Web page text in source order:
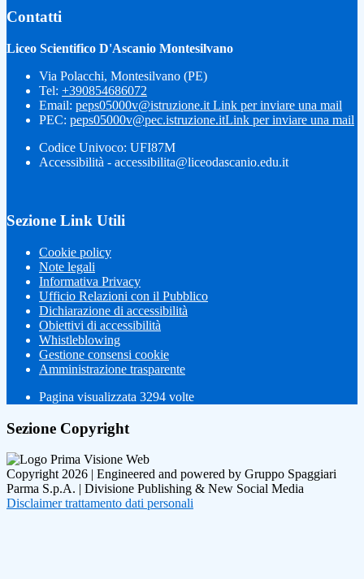
Contatti
Liceo Scientifico D'Ascanio Montesilvano
Via Polacchi, Montesilvano (PE)
Tel: +390854686072
Email: peps05000v@istruzione.it Link per inviare una mail
PEC: peps05000v@pec.istruzione.itLink per inviare una mail
Codice Univoco: UFI87M
Accessibilità - accessibilita@liceodascanio.edu.it
Sezione Link Utili
Cookie policy
Note legali
Informativa Privacy
Ufficio Relazioni con il Pubblico
Dichiarazione di accessibilità
Obiettivi di accessibilità
Whistleblowing
Gestione consensi cookie
Amministrazione trasparente
Pagina visualizzata 3294 volte
Sezione Copyright
Copyright 2026 | Engineered and powered by Gruppo Spaggiari
Parma S.p.A. | Divisione Publishing & New Social Media
Disclaimer trattamento dati personali